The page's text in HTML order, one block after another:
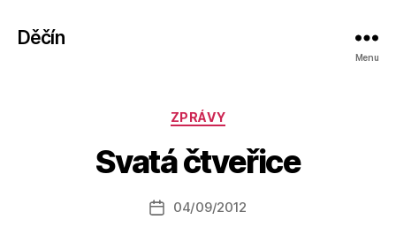
Děčín
Menu
Rubriky
ZPRÁVY
Svatá čtveřice
Autor
příspěvku
o
a
Datum
04/09/2012